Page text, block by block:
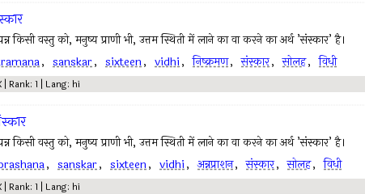
किसी वस्तु को, मनुष्य प्राणी भी, उत्तम स्थिती में लाने का वा करने का अर्थ ’संस्कार’ है।
, sanskar, sixteen, vidhi, निष्क्रमण, संस्कार, सोलह, विधी
| Rank: 1 | Lang: hi
किसी वस्तु को, मनुष्य प्राणी भी, उत्तम स्थिती में लाने का वा करने का अर्थ ’संस्कार’ है।
, sanskar, sixteen, vidhi, अन्नप्राशन, संस्कार, सोलह, विधी
| Rank: 1 | Lang: hi